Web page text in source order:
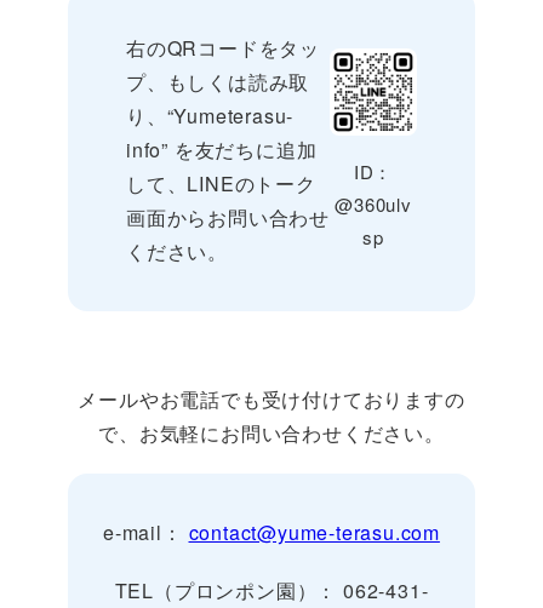
右のQRコードをタッ
プ、もしくは読み取
り、“Yumeterasu-
info” を友だちに追加
して、LINEのトーク
画面からお問い合わせ
ください。
ID：
@360ulv
sp
メールやお電話でも受け付けておりますの
で、お気軽にお問い合わせください。
e-mail： contact@yume-terasu.com
TEL（プロンポン園）： 062-431-